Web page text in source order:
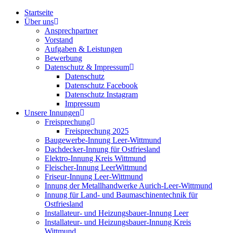
Startseite
Über uns
Ansprechpartner
Vorstand
Aufgaben & Leistungen
Bewerbung
Datenschutz & Impressum
Datenschutz
Datenschutz Facebook
Datenschutz Instagram
Impressum
Unsere Innungen
Freisprechung
Freisprechung 2025
Baugewerbe-Innung Leer-Wittmund
Dachdecker-Innung für Ostfriesland
Elektro-Innung Kreis Wittmund
Fleischer-Innung LeerWittmund
Friseur-Innung Leer-Wittmund
Innung der Metallhandwerke Aurich-Leer-Wittmund
Innung für Land- und Baumaschinentechnik für
Ostfriesland
Installateur- und Heizungsbauer-Innung Leer
Installateur- und Heizungsbauer-Innung Kreis
Wittmund